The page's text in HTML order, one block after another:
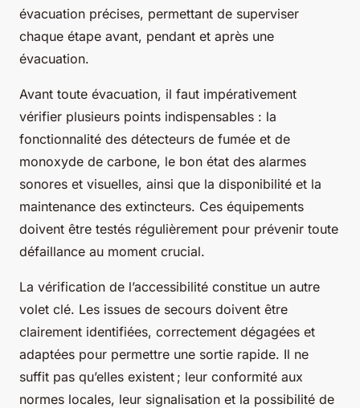
évacuation précises, permettant de superviser
chaque étape avant, pendant et après une
évacuation.
Avant toute évacuation, il faut impérativement
vérifier plusieurs points indispensables : la
fonctionnalité des détecteurs de fumée et de
monoxyde de carbone, le bon état des alarmes
sonores et visuelles, ainsi que la disponibilité et la
maintenance des extincteurs. Ces équipements
doivent être testés régulièrement pour prévenir toute
défaillance au moment crucial.
La vérification de l’accessibilité constitue un autre
volet clé. Les issues de secours doivent être
clairement identifiées, correctement dégagées et
adaptées pour permettre une sortie rapide. Il ne
suffit pas qu’elles existent ; leur conformité aux
normes locales, leur signalisation et la possibilité de